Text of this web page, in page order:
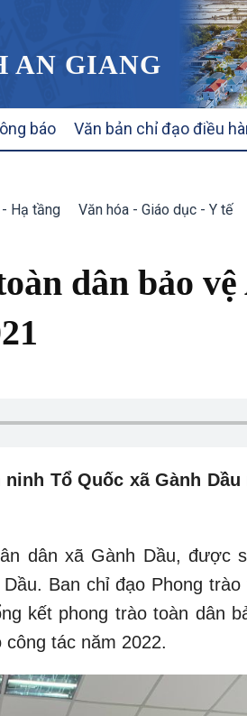
AN GIANG
báo Văn bản chỉ đạo điều
Hạ tầng
Văn hóa - Giáo dục - Y tế
dân bảo vệ
Tổ Quốc xã Gành Dầu
dân xã Gành Dầu, được
Ban chỉ đạo Phong trào
kết phong trào toàn dân
tác năm 2022.